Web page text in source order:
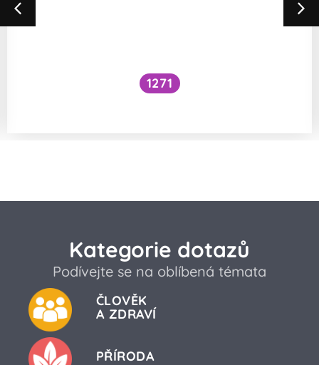
1271
Kategorie dotazů
Podívejte se na oblíbená témata
ČLOVĚK
A ZDRAVÍ
PŘÍRODA